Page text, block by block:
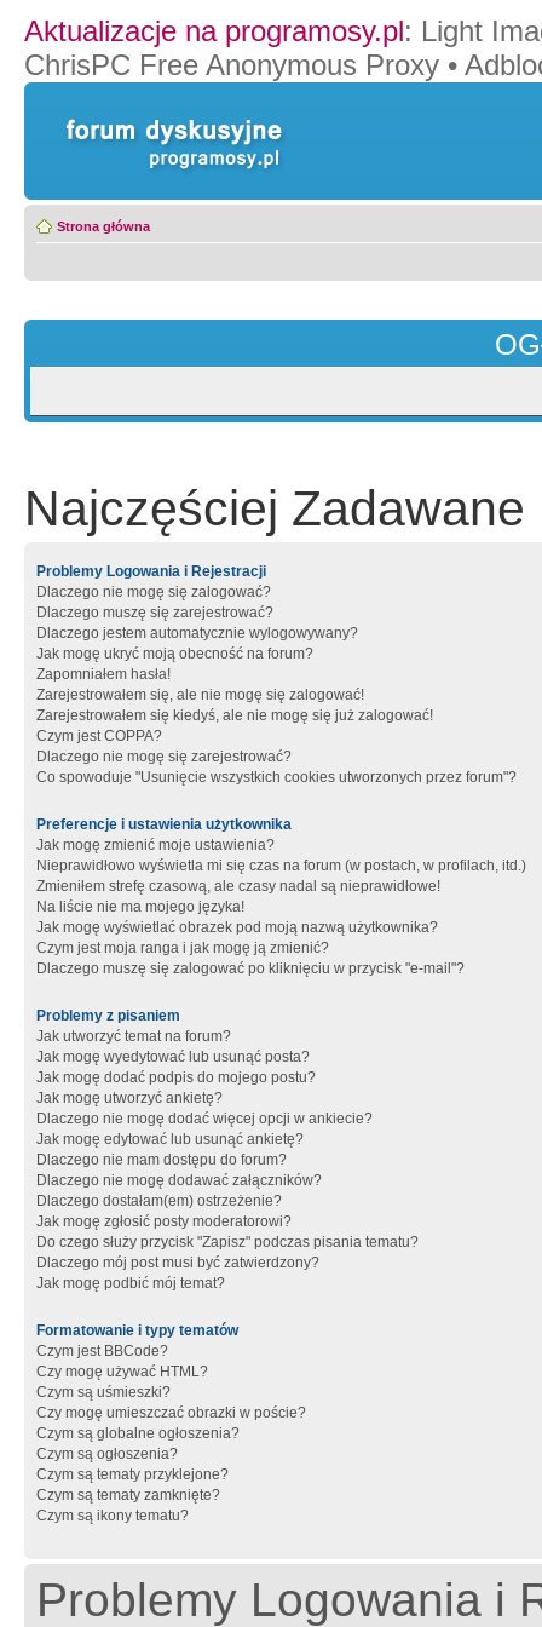
Aktualizacje na programosy.pl: Light
ChrisPC Free Anonymous Proxy •
Strona główna
Najczęściej Zadawane
Problemy Logowania i Rejestracji
Dlaczego nie mogę się zalogować?
Dlaczego muszę się zarejestrować?
Dlaczego jestem automatycznie wylogowywany?
Jak mogę ukryć moją obecność na forum?
Zapomniałem hasła!
Zarejestrowałem się, ale nie mogę się zalogować!
Zarejestrowałem się kiedyś, ale nie mogę się już zalogować!
Czym jest COPPA?
Dlaczego nie mogę się zarejestrować?
Co spowoduje "Usunięcie wszystkich cookies utworzonych przez forum"?
Preferencje i ustawienia użytkownika
Jak mogę zmienić moje ustawienia?
Nieprawidłowo wyświetla mi się czas na forum (w postach, w profilach, itd.)
Zmieniłem strefę czasową, ale czasy nadal są nieprawidłowe!
Na liście nie ma mojego języka!
Jak mogę wyświetlać obrazek pod moją nazwą użytkownika?
Czym jest moja ranga i jak mogę ją zmienić?
Dlaczego muszę się zalogować po kliknięciu w przycisk "e-mail"?
Problemy z pisaniem
Jak utworzyć temat na forum?
Jak mogę wyedytować lub usunąć posta?
Jak mogę dodać podpis do mojego postu?
Jak mogę utworzyć ankietę?
Dlaczego nie mogę dodać więcej opcji w ankiecie?
Jak mogę edytować lub usunąć ankietę?
Dlaczego nie mam dostępu do forum?
Dlaczego nie mogę dodawać załączników?
Dlaczego dostałam(em) ostrzeżenie?
Jak mogę zgłosić posty moderatorowi?
Do czego służy przycisk "Zapisz" podczas pisania tematu?
Dlaczego mój post musi być zatwierdzony?
Jak mogę podbić mój temat?
Formatowanie i typy tematów
Czym jest BBCode?
Czy mogę używać HTML?
Czym są uśmieszki?
Czy mogę umieszczać obrazki w poście?
Czym są globalne ogłoszenia?
Czym są ogłoszenia?
Czym są tematy przyklejone?
Czym są tematy zamknięte?
Czym są ikony tematu?
Problemy Logowania i